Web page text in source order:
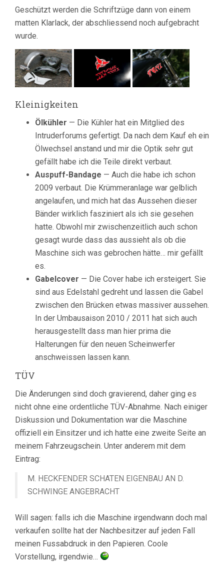
Geschützt werden die Schriftzüge dann von einem
matten Klarlack, der abschliessend noch aufgebracht
wurde.
Kleinigkeiten
Ölkühler — Die Kühler hat ein Mitglied des
Intruderforums gefertigt. Da nach dem Kauf eh ein
Ölwechsel anstand und mir die Optik sehr gut
gefällt habe ich die Teile direkt verbaut.
Auspuff-Bandage — Auch die habe ich schon
2009 verbaut. Die Krümmeranlage war gelblich
angelaufen, und mich hat das Aussehen dieser
Bänder wirklich fasziniert als ich sie gesehen
hatte. Obwohl mir zwischenzeitlich auch schon
gesagt wurde dass das aussieht als ob die
Maschine sich was gebrochen hätte… mir gefällt
es.
Gabelcover — Die Cover habe ich ersteigert. Sie
sind aus Edelstahl gedreht und lassen die Gabel
zwischen den Brücken etwas massiver aussehen.
In der Umbausaison 2010 / 2011 hat sich auch
herausgestellt dass man hier prima die
Halterungen für den neuen Scheinwerfer
anschweissen lassen kann.
TÜV
Die Änderungen sind doch gravierend, daher ging es
nicht ohne eine ordentliche TÜV-Abnahme. Nach einiger
Diskussion und Dokumentation war die Maschine
offiziell ein Einsitzer und ich hatte eine zweite Seite an
meinem Fahrzeugschein. Unter anderem mit dem
Eintrag:
M. HECKFENDER SCHATEN EIGENBAU AN D.
SCHWINGE ANGEBRACHT
Will sagen: falls ich die Maschine irgendwann doch mal
verkaufen sollte hat der Nachbesitzer auf jeden Fall
meinen Fussabdruck in den Papieren. Coole
Vorstellung, irgendwie…